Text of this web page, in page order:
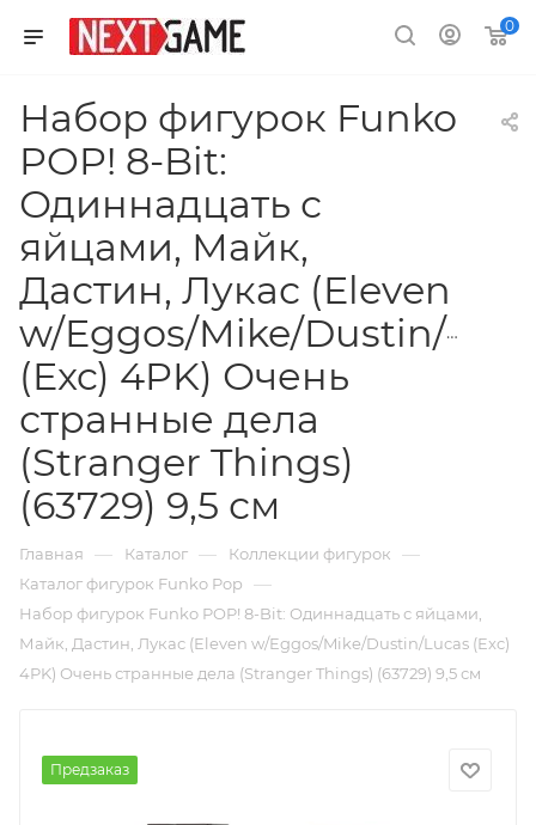
0
Набор фигурок Funko
POP! 8-Bit:
Одиннадцать с
яйцами, Майк,
Дастин, Лукас (Eleven
w/Eggos/Mike/Dustin/
(Exc) 4PK) Очень
странные дела
(Stranger Things)
(63729) 9,5 см
Главная — Каталог — Коллекции фигурок —
Каталог фигурок Funko Pop —
Набор фигурок Funko POP! 8-Bit: Одиннадцать с яйцами,
Майк, Дастин, Лукас (Eleven w/Eggos/Mike/Dustin/Lucas (Exc)
4PK) Очень странные дела (Stranger Things) (63729) 9,5 см
Предзаказ